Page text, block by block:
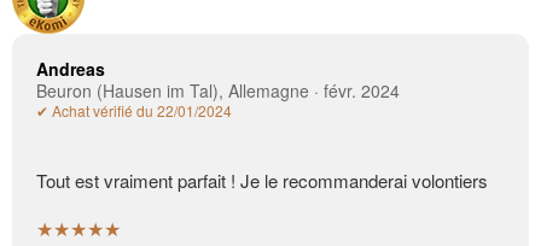
Andreas
Beuron (Hausen im Tal), Allemagne · févr. 2024
✔ Achat vérifié du 22/01/2024
Tout est vraiment parfait ! Je le recommanderai volontiers
★★★★★